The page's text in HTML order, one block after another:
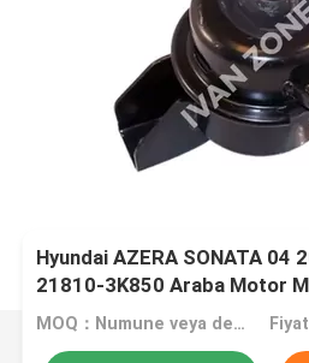
Hyundai AZERA SONATA 04
21810-3K850 Araba Motor
MOQ：Numune veya deneme siparişi kabul edilir